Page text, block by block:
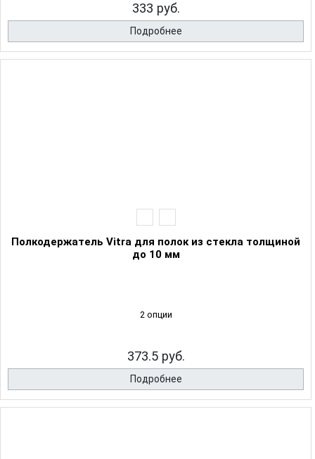
333 руб.
Подробнее
Полкодержатель Vitra для полок из стекла толщиной
до 10 мм
2 опции
373.5 руб.
Подробнее